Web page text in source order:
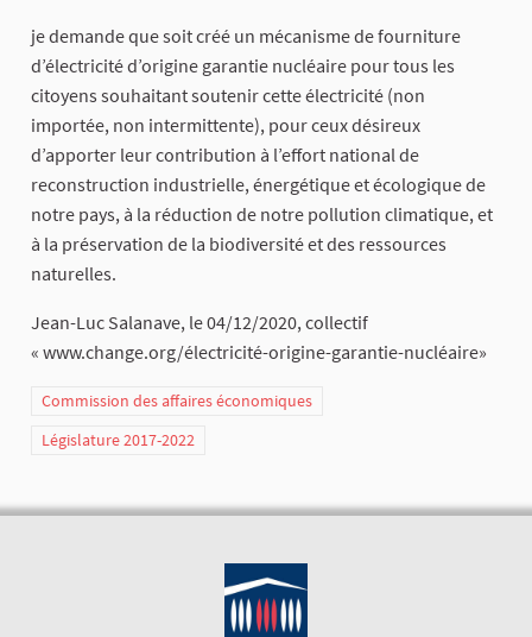
je demande que soit créé un mécanisme de fourniture
d’électricité d’origine garantie nucléaire pour tous les
citoyens souhaitant soutenir cette électricité (non
importée, non intermittente), pour ceux désireux
d’apporter leur contribution à l’effort national de
reconstruction industrielle, énergétique et écologique de
notre pays, à la réduction de notre pollution climatique, et
à la préservation de la biodiversité et des ressources
naturelles.
Jean-Luc Salanave, le 04/12/2020, collectif
« www.change.org/électricité-origine-garantie-nucléaire»
Commission des affaires économiques
Législature 2017-2022